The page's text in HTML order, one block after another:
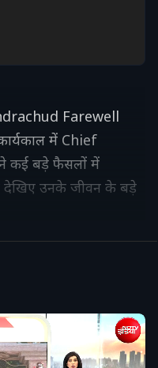
Farewell
में Chief
कई बड़े फैसलों में
देखिए उनके जीवन के बड़े